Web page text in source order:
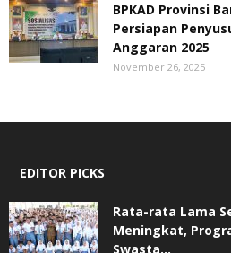
BPKAD Provinsi
Persiapan
Anggaran 2025
November 26, 2025
EDITOR PICKS
Rata-rata Lama
Meningkat,
Swasta...